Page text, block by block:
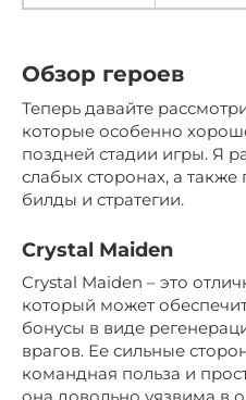
Обзор героев
Теперь давайте
которые особенно
поздней стадии игры. Я
слабых сторонах, а
билды и стратегии.
Crystal Maiden
Crystal Maiden – это
который может
бонусы в виде
врагов. Ее сильные
командная польза и
она довольно уязвима в